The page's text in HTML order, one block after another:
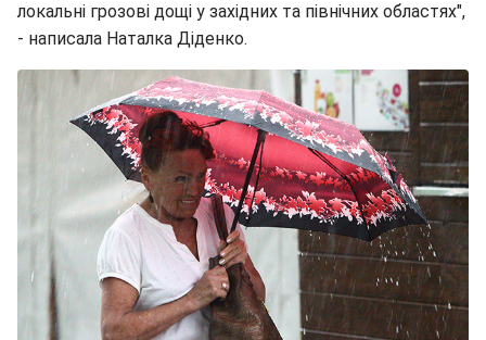
локальні грозові дощі у західних та північних областях",
- написала Наталка Діденко.